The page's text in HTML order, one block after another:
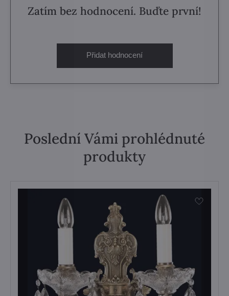
Zatím bez hodnocení. Buďte první!
Přidat hodnocení
Poslední Vámi prohlédnuté
produkty